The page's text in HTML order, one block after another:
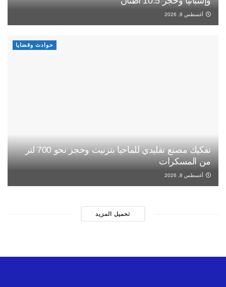
أغسطس 8, 2026
حوادث وقضايا
تفكيك مصنع تقليدي للماحيا بتزنيت وحجز نحو 700 لتر
من المسكرات
أغسطس 8, 2026
تحميل المزيد